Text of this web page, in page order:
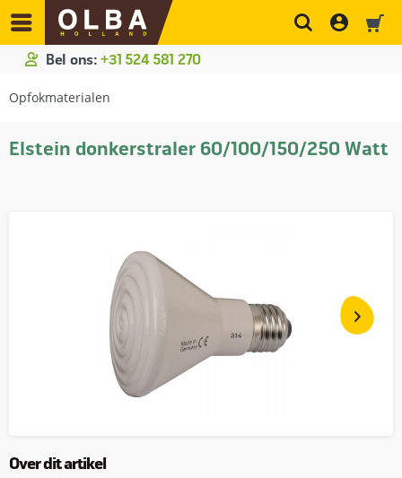
Bel ons: +31 524 581 270
Opfokmaterialen
Elstein donkerstraler 60/100/150/250 Watt
Over dit artikel